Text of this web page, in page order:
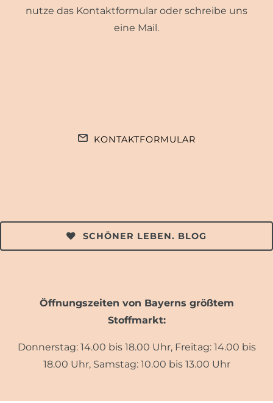
nutze das Kontaktformular oder schreibe uns
eine Mail.
KONTAKTFORMULAR
SCHÖNER LEBEN. BLOG
Öffnungszeiten von Bayerns größtem
Stoffmarkt:
Donnerstag: 14.00 bis 18.00 Uhr, Freitag: 14.00 bis
18.00 Uhr, Samstag: 10.00 bis 13.00 Uhr